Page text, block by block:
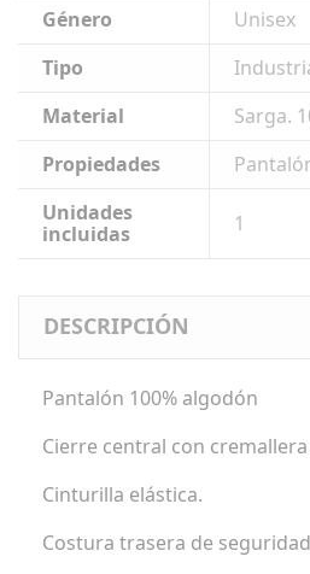
Género
Unisex
Tipo
Material
Sarga.
Propiedades
Unidades
incluidas
1
DESCRIPCIÓN
Pantalón 100% algodón
Cierre central con
Cinturilla elástica.
Costura trasera de